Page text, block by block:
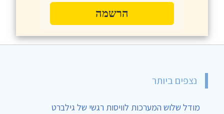
הרשמה
נצפים ביותר
מודל שלוש המערכות לוויסות רגשי של גילברט